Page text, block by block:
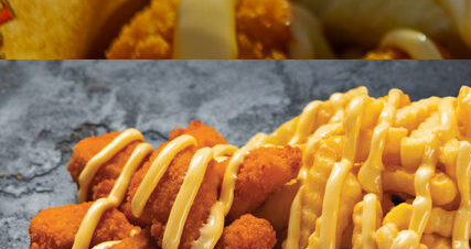
Αρχική σελίδα/ μενού/μερίδες